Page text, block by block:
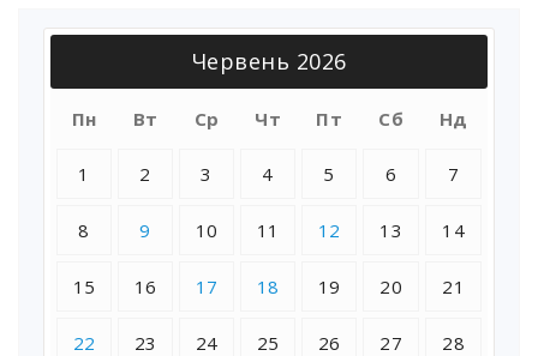
Червень 2026
Пн Вт Ср Чт Пт Сб Нд
1 2 3 4 5 6 7
8 9 10 11 12 13 14
15 16 17 18 19 20 21
22 23 24 25 26 27 28